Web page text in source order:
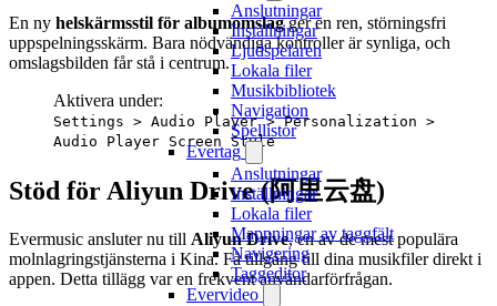
Anslutningar
Inställningar
Ljudspelaren
Lokala filer
Musikbibliotek
Navigation
Spellistor
Evertag
Anslutningar
Inställningar
Lokala filer
Mappningar av taggfält
Navigering
Taggeditor
Evervideo
En ny helskärmsstil för albumomslagger en ren, störningsfri
uppspelningsskärm. Bara nödvändiga kontroller är synliga, och
omslagsbilden får stå i centrum.
Aktivera under:
Settings > Audio Player > Personalization >
Audio Player Screen Style
Stöd för Aliyun Drive (阿里云盘)
Evermusic ansluter nu till Aliyun Drive, en av de mest populära
molnlagringstjänsterna i Kina. Få tillgång till dina musikfiler direkt i
appen. Detta tillägg var en frekvent användarförfrågan.